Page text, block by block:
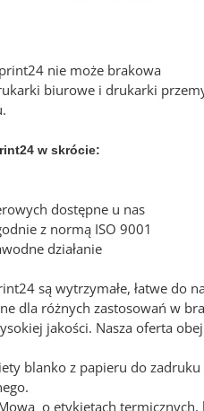
nie może brakowa
biurowe i drukarki
w skrócie:
dostępne u nas
z normą ISO 9001
działanie
są wytrzymałe, łatwe do
dla różnych zastosowań w
jakości. Nasza oferta
blanko z papieru do
o etykietach